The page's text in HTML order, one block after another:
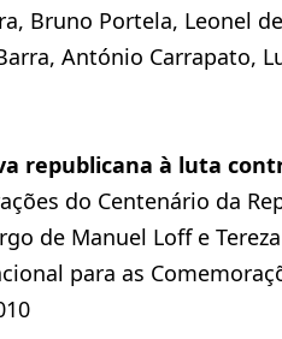
Bruno Portela, Leonel
António Carrapato,
republicana à luta
do Centenário da
de Manuel Loff e Tereza
para as